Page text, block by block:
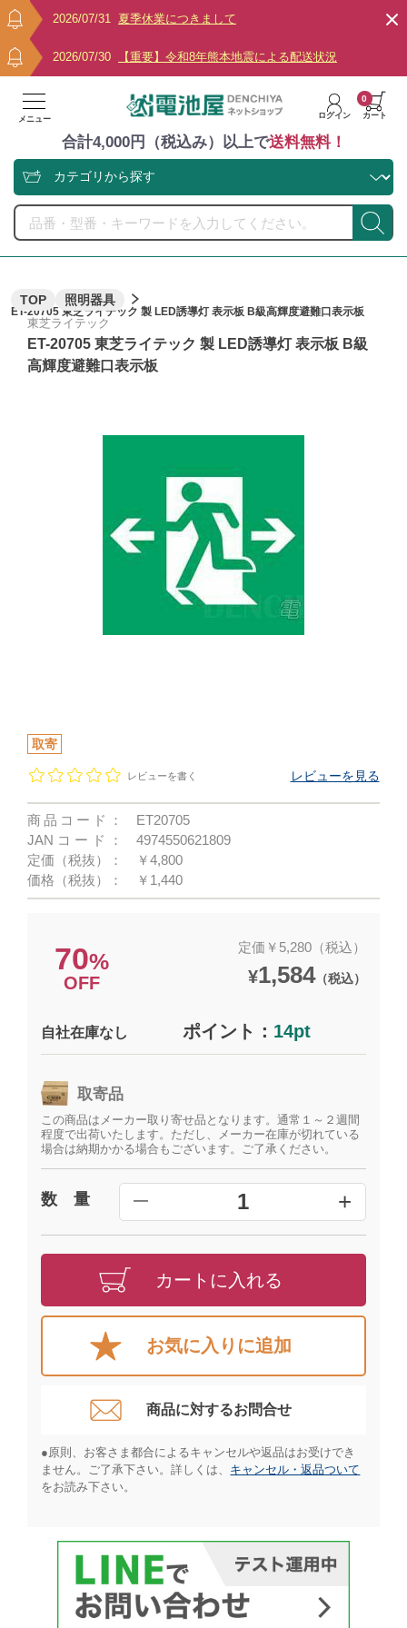
2026/07/31 夏季休業につきまして
2026/07/30 【重要】令和8年熊本地震による配送状況
メニュー ログイン カート
0
合計4,000円（税込み）以上で送料無料！
TOP 照明器具
ET-20705 東芝ライテック 製 LED誘導灯 表示板 B級高輝度避難口表示板
東芝ライテック
ET-20705 東芝ライテック 製 LED誘導灯 表示板 B級
高輝度避難口表示板
取寄
レビューを書く レビューを見る
商品コード：
ET20705
JANコード：
4974550621809
定価（税抜）：
￥4,800
価格（税抜）：
￥1,440
70%
OFF
定価￥5,280（税込）
¥1,584（税込）
自社在庫なし ポイント： 14pt
取寄品
この商品はメーカー取り寄せ品となります。通常１～２週間
程度で出荷いたします。ただし、メーカー在庫が切れている
場合は納期かかる場合もございます。ご了承ください。
数 量 ━ 1 +
カートに入れる
お気に入りに追加
商品に対するお問合せ​
●原則、お客さま都合によるキャンセルや返品はお受けでき
ません。ご了承下さい。詳しくは、 キャンセル・返品ついて
をお読み下さい。​